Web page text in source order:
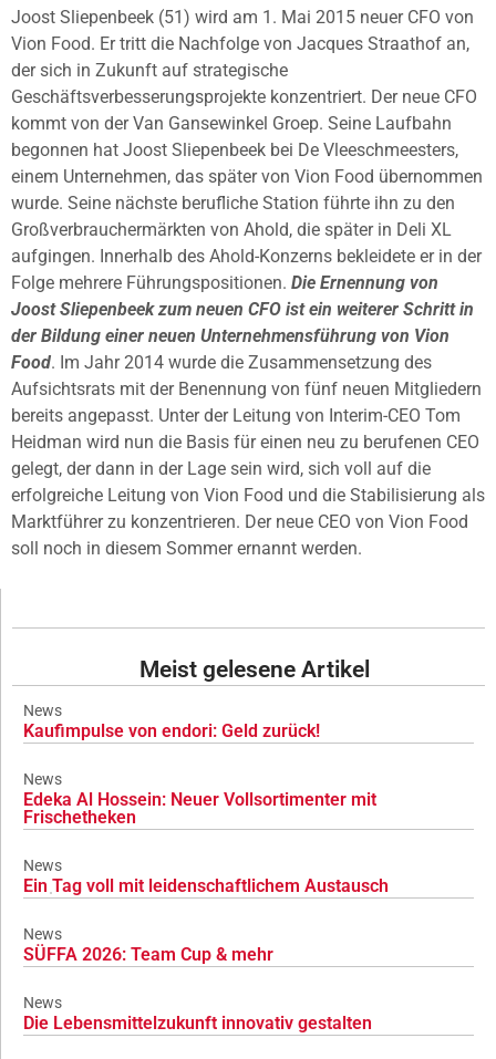
Joost Sliepenbeek (51) wird am 1. Mai 2015 neuer CFO von
Vion Food. Er tritt die Nachfolge von Jacques Straathof an,
der sich in Zukunft auf strategische
Geschäftsverbesserungsprojekte konzentriert. Der neue CFO
kommt von der Van Gansewinkel Groep. Seine Laufbahn
begonnen hat Joost Sliepenbeek bei De Vleeschmeesters,
einem Unternehmen, das später von Vion Food übernommen
wurde. Seine nächste berufliche Station führte ihn zu den
Großverbrauchermärkten von Ahold, die später in Deli XL
aufgingen. Innerhalb des Ahold-Konzerns bekleidete er in der
Folge mehrere Führungspositionen. Die Ernennung von
Joost Sliepenbeek zum neuen CFO ist ein weiterer Schritt in
der Bildung einer neuen Unternehmensführung von Vion
Food. Im Jahr 2014 wurde die Zusammensetzung des
Aufsichtsrats mit der Benennung von fünf neuen Mitgliedern
bereits angepasst. Unter der Leitung von Interim-CEO Tom
Heidman wird nun die Basis für einen neu zu berufenen CEO
gelegt, der dann in der Lage sein wird, sich voll auf die
erfolgreiche Leitung von Vion Food und die Stabilisierung als
Marktführer zu konzentrieren. Der neue CEO von Vion Food
soll noch in diesem Sommer ernannt werden.
Meist gelesene Artikel
News
Kaufimpulse von endori: Geld zurück!
News
Edeka Al Hossein: Neuer Vollsortimenter mit
Frischetheken
News
Ein Tag voll mit leidenschaftlichem Austausch
News
SÜFFA 2026: Team Cup & mehr
News
Die Lebensmittelzukunft innovativ gestalten